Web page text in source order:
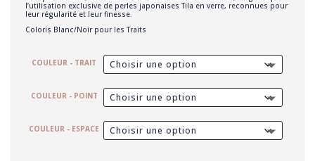
l’utilisation exclusive de perles japonaises Tila en verre, reconnues pour
leur régularité et leur finesse.
Coloris Blanc/Noir pour les Traits
COULEUR - TRAIT
COULEUR - POINT
COULEUR - ESPACE